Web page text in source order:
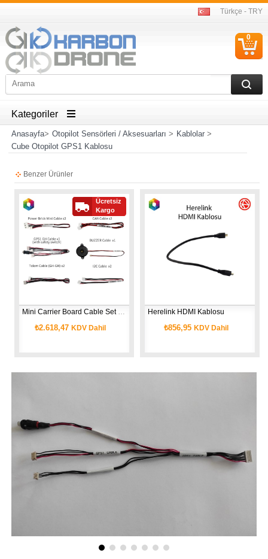
Türkçe - TRY
0
Kategoriler
Anasayfa> Otopilot Sensörleri / Aksesuarları > Kablolar>
Cube Otopilot GPS1 Kablosu
Benzer Ürünler
₺2.618,47KDV Dahil
Ücretsiz
Kargo
Herelink HDMI Kablosu
₺856,95KDV Dahil